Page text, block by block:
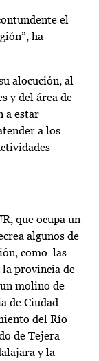
el
ha
alocución, al
y del área de
a estar
a los
que ocupa un
algunos de
como las
la provincia de
molino de
de Ciudad
del Río
de Tejera
y la